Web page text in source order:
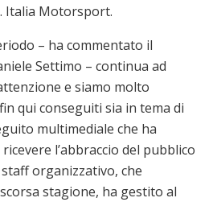
Italia Motorsport.
– ha commentato il
Settimo – continua ad
e siamo molto
qui conseguiti sia in tema di
multimediale che ha
l’abbraccio del pubblico
organizzativo, che
stagione, ha gestito al